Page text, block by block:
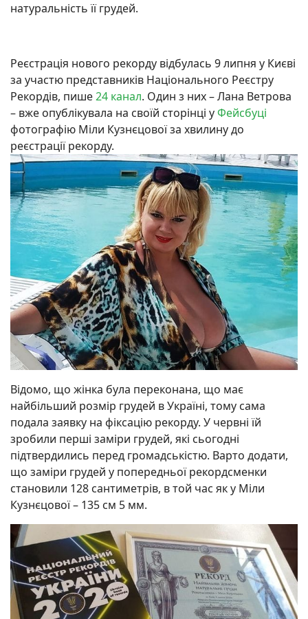
натуральність її грудей.
Реєстрація нового рекорду відбулась 9 липня у Києві
за участю представників Національного Реєстру
Рекордів, пише24 канал. Один з них – Лана Ветрова
– вже опублікувала на своїй сторінці уФейсбуці
фотографію Міли Кузнєцової за хвилину до
реєстрації рекорду.
Відомо, що жінка була переконана, що має
найбільший розмір грудей в Україні, тому сама
подала заявку на фіксацію рекорду. У червні їй
зробили перші заміри грудей, які сьогодні
підтвердились перед громадськістю. Варто додати,
що заміри грудей у попередньої рекордсменки
становили 128 сантиметрів, в той час як у Міли
Кузнєцової – 135 см 5 мм.